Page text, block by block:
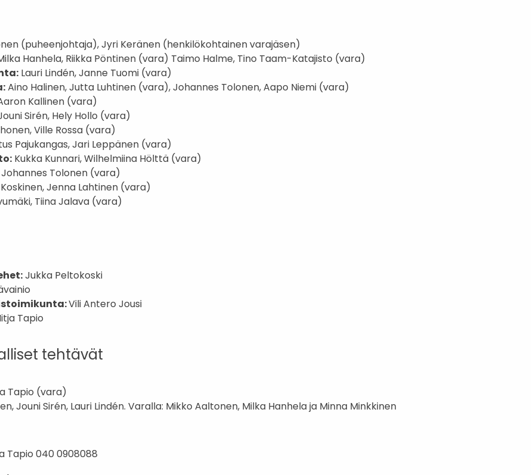
(puheenjohtaja), Jyri Keränen (henkilökohtainen varajäsen)
Hanhela, Riikka Pöntinen (vara) Taimo Halme, Tino Taam-Katajisto (vara)
Lauri Lindén, Janne Tuomi (vara)
Aino Halinen, Jutta Luhtinen (vara), Johannes Tolonen, Aapo Niemi (vara)
Kallinen (vara)
Sirén, Hely Hollo (vara)
Ville Rossa (vara)
Pajukangas, Jari Leppänen (vara)
Kukka Kunnari, Wilhelmiina Hölttä (vara)
Johannes Tolonen (vara)
Jenna Lahtinen (vara)
Tiina Jalava (vara)
Jukka Peltokoski
Vili Antero Jousi
Tapio
tehtävät
Tapio (vara)
Jouni Sirén, Lauri Lindén. Varalla: Mikko Aaltonen, Milka Hanhela ja Minna Minkkinen
Tapio 040 0908088